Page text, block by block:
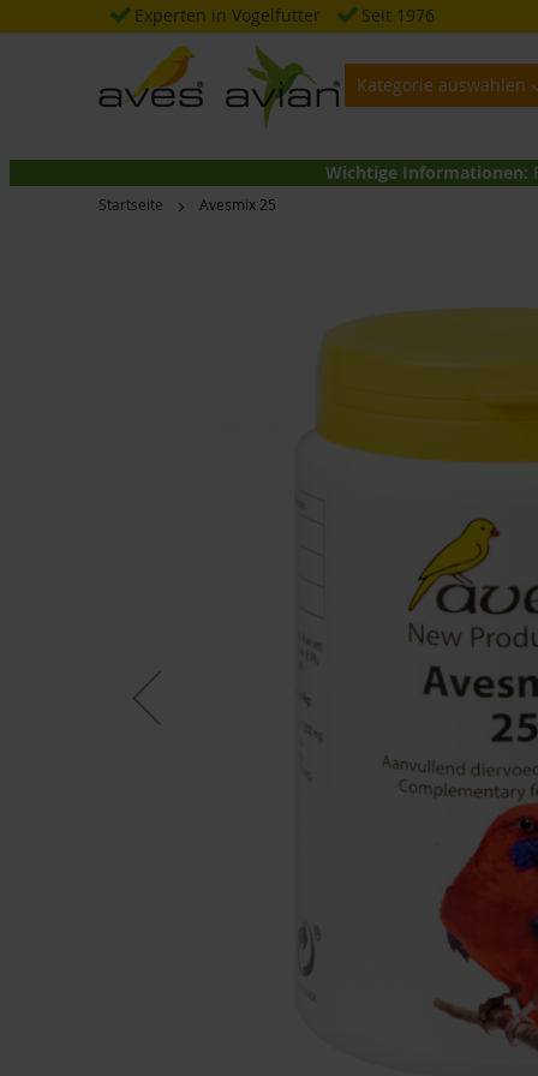
Zum
Inhalt
springen
Experten in Vogelfutter Seit 1976
Kategorie auswählen
Wichtige Informationen:
Startseite Avesmix 25